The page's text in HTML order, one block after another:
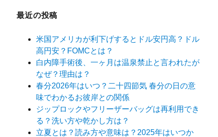
最近の投稿
米国アメリカが利下げするとドル安円高？ドル
高円安？FOMCとは？
白内障手術後、一ヶ月は温泉禁止と言われたが
なぜ？理由は？
春分2026年はいつ？二十四節気 春分の日の意
味でわかるお彼岸との関係
ジップロックやフリーザーバッグは再利用でき
る？洗い方や乾かし方は？
立夏とは？読み方や意味は？2025年はいつか